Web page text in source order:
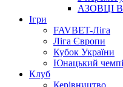
АЗОВЦІ
Ігри
FAVBET-Ліга
Ліга Європи
Кубок України
Юнацький
Клуб